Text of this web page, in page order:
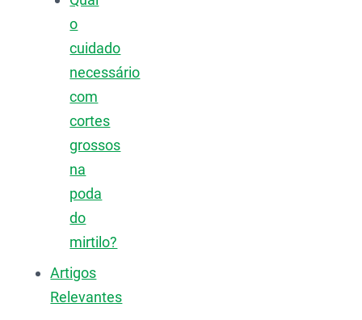
o
cuidado
necessário
com
cortes
grossos
na
poda
do
mirtilo?
Artigos
Relevantes